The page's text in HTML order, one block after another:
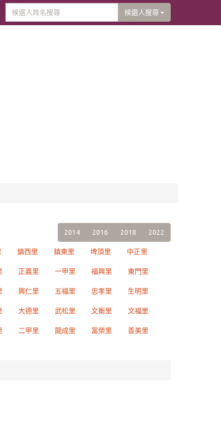
候選人搜尋
2014 2016 2018 2022
鎮西里 鎮東里 埤頂里 中正里
正義里 一甲里 福興里 東門里
興仁里 五福里 忠孝里 生明里
大德里 武松里 文衡里 文福里
二甲里 龍成里 富榮里 善美里